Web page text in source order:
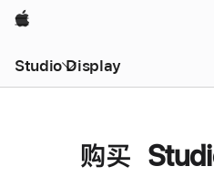
Apple
Studio Display
购买